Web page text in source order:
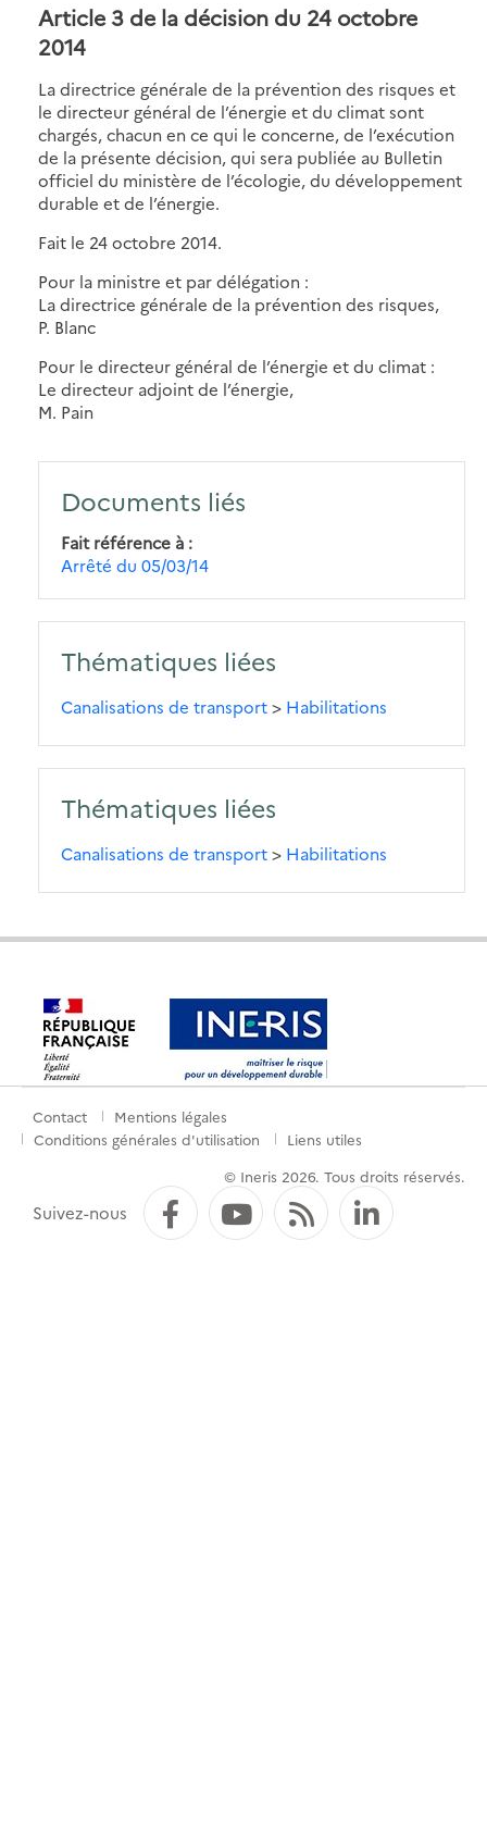
Article 3 de la décision du 24 octobre
2014
La directrice générale de la prévention des risques et
le directeur général de l’énergie et du climat sont
chargés, chacun en ce qui le concerne, de l’exécution
de la présente décision, qui sera publiée au Bulletin
officiel du ministère de l’écologie, du développement
durable et de l’énergie.
Fait le 24 octobre 2014.
Pour la ministre et par délégation :
La directrice générale de la prévention des risques,
P. Blanc
Pour le directeur général de l’énergie et du climat :
Le directeur adjoint de l’énergie,
M. Pain
Documents liés
Fait référence à
Arrêté du 05/03/14
Thématiques liées
Canalisations de transport> Habilitations
Thématiques liées
Canalisations de transport> Habilitations
Menu
pied
Contact
Mentions légales
Conditions générales d'utilisation
Liens utiles
© Ineris 2026. Tous droits réservés.
Suivez-nous FacebookYouTube
Flux RSS